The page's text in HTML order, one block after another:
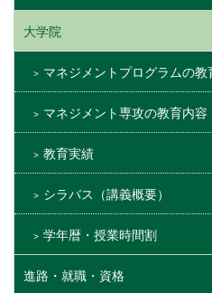
大学院
マネジメントプログラムの教
マネジメント専攻の教育内容
教育実績
シラバス（講義概要）
学年暦・授業時間割
進路・就職・資格